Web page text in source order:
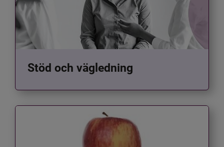
Stöd och vägledning